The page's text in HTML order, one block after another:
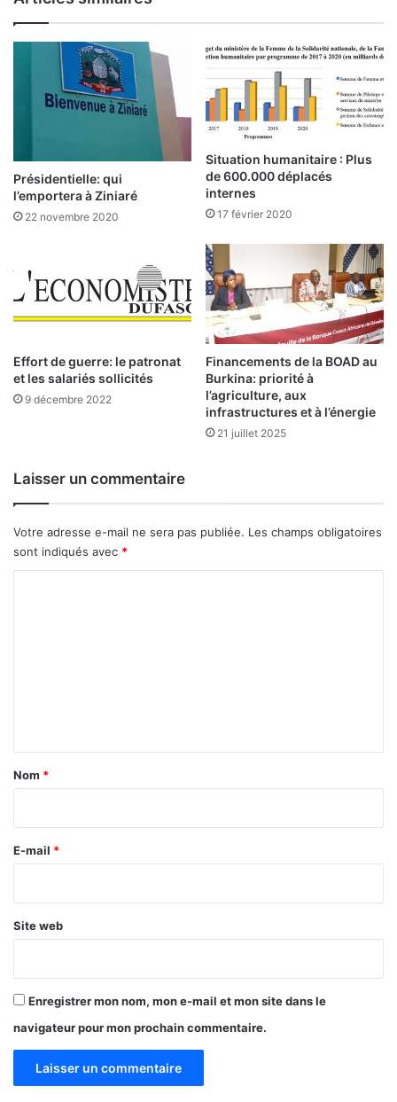
a
u
i
g
a
n
i
d
a
o
u
g
e
f
f
i
i
l
e
a
n
t
Présidentielle: qui
l’emportera à Ziniaré
22 novembre 2020
Situation humanitaire : Plus
de 600.000 déplacés
internes
17 février 2020
Effort de guerre: le patronat
et les salariés sollicités
9 décembre 2022
Financements de la BOAD au
Burkina: priorité à
l’agriculture, aux
infrastructures et à l’énergie
21 juillet 2025
Laisser un commentaire
Votre adresse e-mail ne sera pas publiée. Les champs obligatoires
sont indiqués avec *
a
e
Nom *
E-mail *
Site web
Enregistrer mon nom, mon e-mail et mon site dans le
navigateur pour mon prochain commentaire.